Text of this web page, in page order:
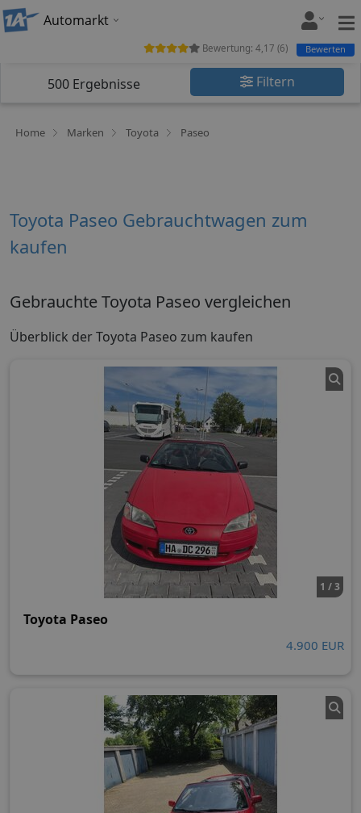
Automarkt
500 Ergebnisse Filtern
Home Marken Toyota Paseo
Bewertung: 4,17 (6) Bewerten
Toyota Paseo Gebrauchtwagen zum
kaufen
Gebrauchte Toyota Paseo vergleichen
Überblick der Toyota Paseo zum kaufen
1 / 3
Toyota Paseo
4.900 EUR